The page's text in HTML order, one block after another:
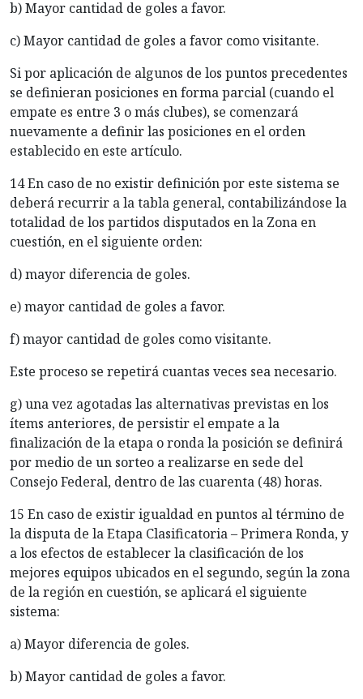
b) Mayor cantidad de goles a favor.
c) Mayor cantidad de goles a favor como visitante.
Si por aplicación de algunos de los puntos precedentes
se definieran posiciones en forma parcial (cuando el
empate es entre 3 o más clubes), se comenzará
nuevamente a definir las posiciones en el orden
establecido en este artículo.
14 En caso de no existir definición por este sistema se
deberá recurrir a la tabla general, contabilizándose la
totalidad de los partidos disputados en la Zona en
cuestión, en el siguiente orden:
d) mayor diferencia de goles.
e) mayor cantidad de goles a favor.
f) mayor cantidad de goles como visitante.
Este proceso se repetirá cuantas veces sea necesario.
g) una vez agotadas las alternativas previstas en los
ítems anteriores, de persistir el empate a la
finalización de la etapa o ronda la posición se definirá
por medio de un sorteo a realizarse en sede del
Consejo Federal, dentro de las cuarenta (48) horas.
15 En caso de existir igualdad en puntos al término de
la disputa de la Etapa Clasificatoria – Primera Ronda, y
a los efectos de establecer la clasificación de los
mejores equipos ubicados en el segundo, según la zona
de la región en cuestión, se aplicará el siguiente
sistema:
a) Mayor diferencia de goles.
b) Mayor cantidad de goles a favor.